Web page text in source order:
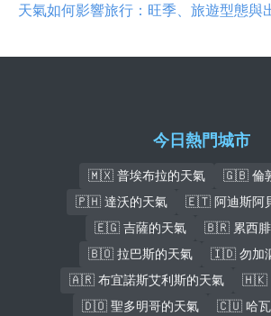
天氣如何影響旅行：旺季、旅遊型態與
今日熱門城市
🇲🇽 普埃布拉的天氣
🇬🇧 倫
🇵🇭 達沃的天氣
🇪🇹 阿迪斯阿
🇪🇬 吉薩的天氣
🇧🇷 累西腓
🇧🇴 拉巴斯的天氣
🇮🇩 勿加
🇦🇷 布宜諾斯艾利斯的天氣
🇭🇰
🇩🇴 聖多明哥的天氣
🇨🇺 哈瓦